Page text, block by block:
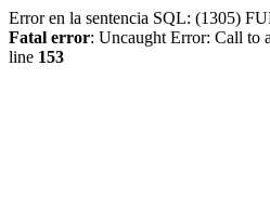
Error en la sentencia SQL: (1305)
Fatal error: Uncaught Error: Call to
line 153